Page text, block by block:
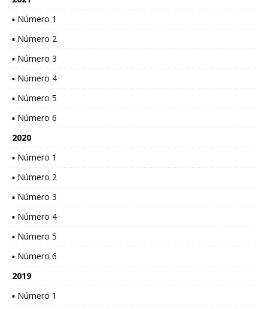
▪ Número 1
▪ Número 2
▪ Número 3
▪ Número 4
▪ Número 5
▪ Número 6
2020
▪ Número 1
▪ Número 2
▪ Número 3
▪ Número 4
▪ Número 5
▪ Número 6
2019
▪ Número 1